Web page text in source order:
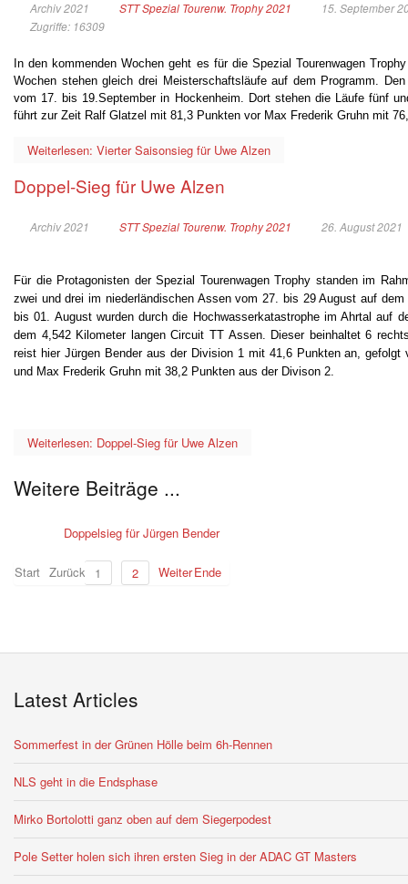
Archiv 2021 STT Spezial Tourenw. Trophy 2021
15. September
Zugriffe: 16309
In den kommenden Wochen geht es für die Spezial Tourenwagen
Wochen stehen gleich drei Meisterschaftsläufe auf dem Programm.
vom 17. bis 19.September in Hockenheim. Dort stehen die Läufe fünf
führt zur Zeit Ralf Glatzel mit 81,3 Punkten vor Max Frederik Gruhn mit
Weiterlesen: Vierter Saisonsieg für Uwe Alzen
Doppel-Sieg für Uwe Alzen
Archiv 2021 STT Spezial Tourenw. Trophy 2021 26. August 2021
Für die Protagonisten der Spezial Tourenwagen Trophy standen im
zwei und drei im niederländischen Assen vom 27. bis 29 August auf
bis 01. August wurden durch die Hochwasserkatastrophe im Ahrtal auf
dem 4,542 Kilometer langen Circuit TT Assen. Dieser beinhaltet 6
reist hier Jürgen Bender aus der Division 1 mit 41,6 Punkten an,
und Max Frederik Gruhn mit 38,2 Punkten aus der Divison 2.
Weiterlesen: Doppel-Sieg für Uwe Alzen
Weitere Beiträge ...
Doppelsieg für Jürgen Bender
Start Zurück 1 2 WeiterEnde
Latest Articles
Sommerfest in der Grünen Hölle beim 6h-Rennen
NLS geht in die Endsphase
Mirko Bortolotti ganz oben auf dem Siegerpodest
Pole Setter holen sich ihren ersten Sieg in der ADAC GT Masters